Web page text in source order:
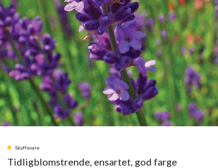
Skaffevare
Tidligblomstrende, ensartet, god farge